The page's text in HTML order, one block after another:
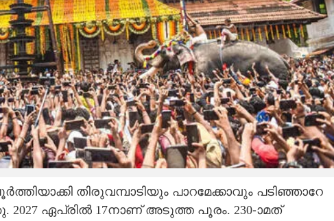
തിരുവമ്പാടിയും പാറമേക്കാവും പടിഞ്ഞാറേ
2027 ഏപ്രിൽ 17നാണ് അടുത്ത പൂരം. 230-ാമത്